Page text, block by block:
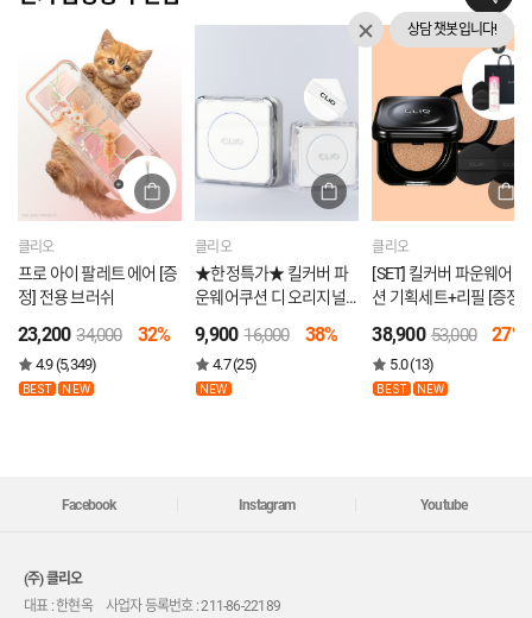
클리오
프로 아이 팔레트 에어 [증
정] 전용 브러쉬
23,200 34,000 32%
4.9 (5,349)
BEST NEW
클리오
★한정특가★ 킬커버 파
운웨어쿠션 디 오리지널
9,900 16,000 38%
4.7 (25)
NEW
클리오
[SET] 킬커버 파운웨어 쿠
션 기획세트+리필 [증정]
+쇼핑백
38,900 53,000 27%
5.0 (13)
BEST NEW
Facebook Instagram Youtube
(주) 클리오
대표 : 한현옥 사업자 등록번호 : 211-86-22189
상담 챗봇입니다!